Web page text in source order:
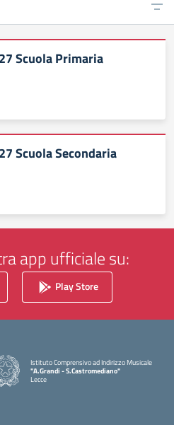
Scuola Primaria
Scuola Secondaria
app ufficiale su:
Play Store
Istituto Comprensivo ad Indirizzo Musicale
"A.Grandi - S.Castromediano"
Lecce